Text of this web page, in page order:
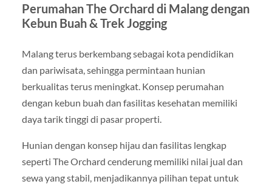
Perumahan The Orchard di Malang dengan
Kebun Buah & Trek Jogging
Malang terus berkembang sebagai kota pendidikan
dan pariwisata, sehingga permintaan hunian
berkualitas terus meningkat. Konsep perumahan
dengan kebun buah dan fasilitas kesehatan memiliki
daya tarik tinggi di pasar properti.
Hunian dengan konsep hijau dan fasilitas lengkap
seperti The Orchard cenderung memiliki nilai jual dan
sewa yang stabil, menjadikannya pilihan tepat untuk